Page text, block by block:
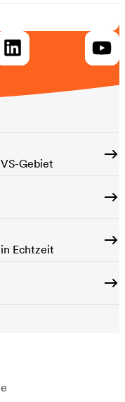
Gebiet
Echtzeit